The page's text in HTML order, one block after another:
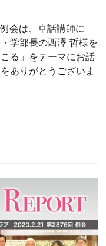
会は、卓話講師に
学部長の西澤 哲様を
る」をテーマにお話
ありがとうございま